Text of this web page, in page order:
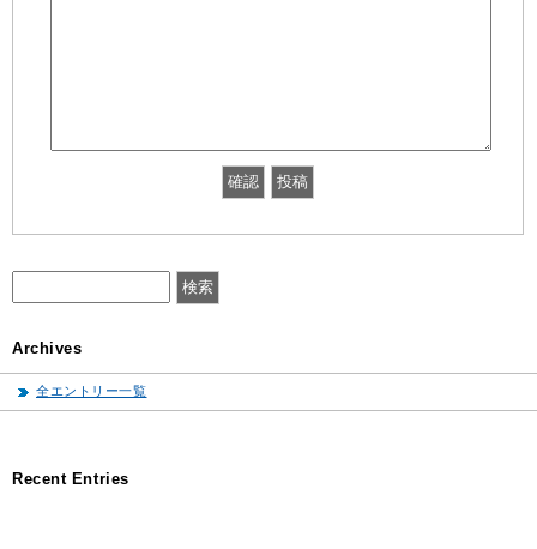
Archives
全エントリー一覧
Recent Entries